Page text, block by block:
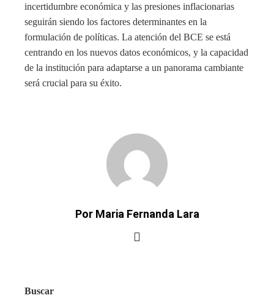
incertidumbre económica y las presiones inflacionarias
seguirán siendo los factores determinantes en la
formulación de políticas. La atención del BCE se está
centrando en los nuevos datos económicos, y la capacidad
de la institución para adaptarse a un panorama cambiante
será crucial para su éxito.
Por Maria Fernanda Lara
Buscar